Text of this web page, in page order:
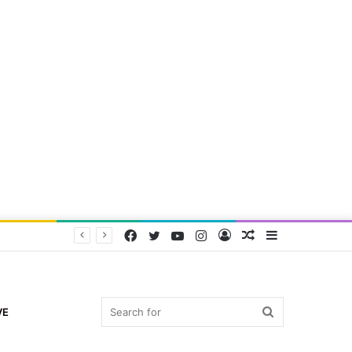
Random
Log
Instagram
YouTube
Twitter
Facebook